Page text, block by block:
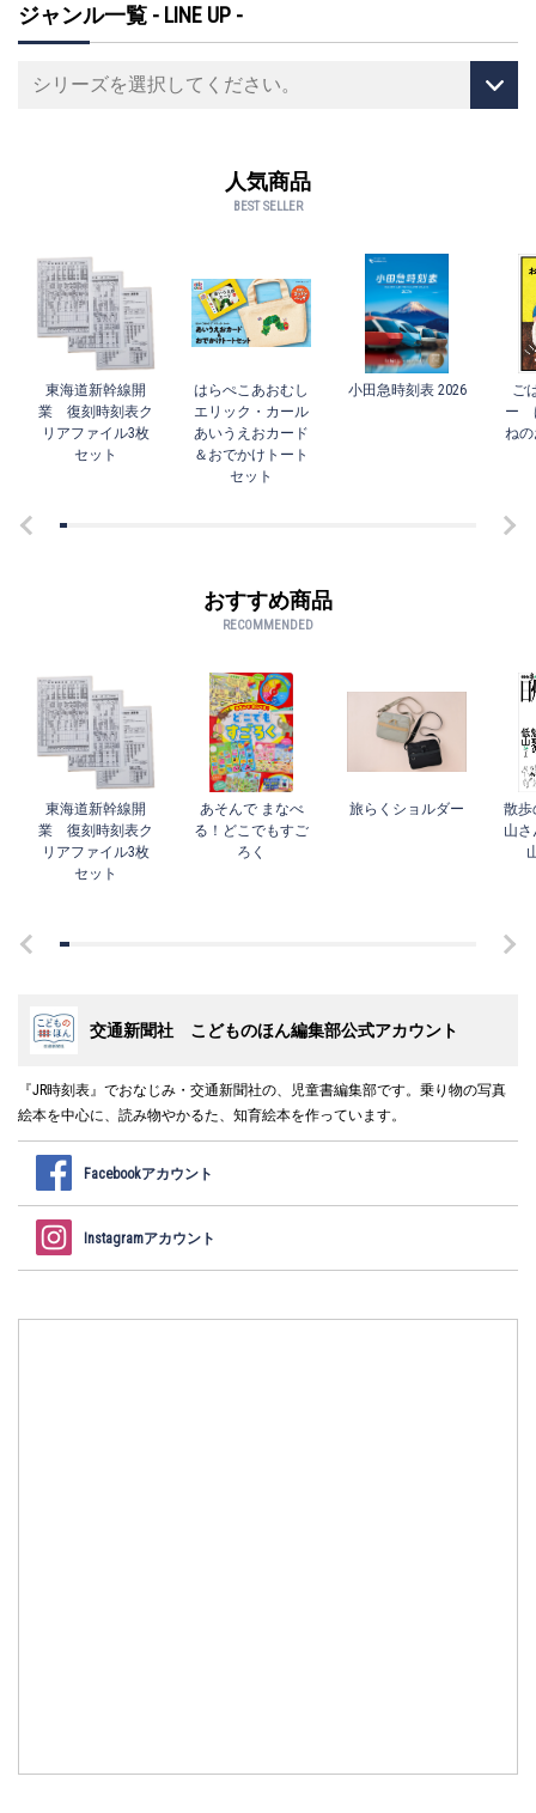
ジャンル一覧 - LINE UP -
人気商品
BEST SELLER
東海道新幹線開
業 復刻時刻表ク
リアファイル3枚
セット
はらぺこあおむし
エリック・カール
あいうえおカード
＆おでかけトート
セット
小田急時刻表 2026
ご
ー
ね
おすすめ商品
RECOMMENDED
東海道新幹線開
業 復刻時刻表ク
リアファイル3枚
セット
あそんで まなべ
る！どこでもすご
ろく
旅らくショルダー
散歩
山さ
交通新聞社 こどものほん編集部公式アカウント
『JR時刻表』でおなじみ・交通新聞社の、児童書編集部です。乗り物の写真
絵本を中心に、読み物やかるた、知育絵本を作っています。
Facebookアカウント
Instagramアカウント